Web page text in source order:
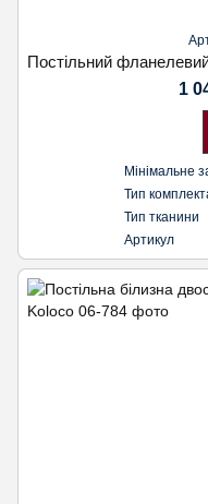
1
Мінімальне
Тип
Тип тканини
Артикул